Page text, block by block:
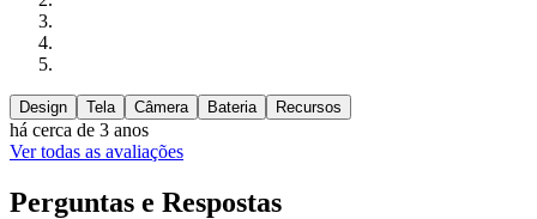
Design Tela Câmera Bateria Recursos
há cerca de 3 anos
Ver todas as avaliações
Perguntas e Respostas